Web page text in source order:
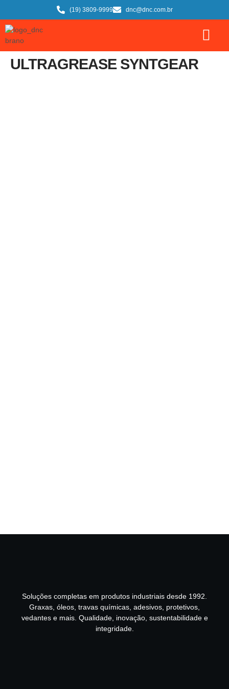
(19) 3809-9999 dnc@dnc.com.br
ULTRAGREASE SYNTGEAR
Soluções completas em produtos industriais desde 1992.
Graxas, óleos, travas químicas, adesivos, protetivos,
vedantes e mais. Qualidade, inovação, sustentabilidade e
integridade.